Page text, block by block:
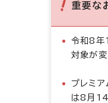
重要な
令和8年
対象が
プレミ
は8月14